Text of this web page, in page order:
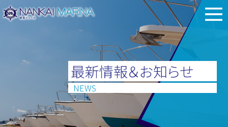
最新情報＆お知らせ
NEWS